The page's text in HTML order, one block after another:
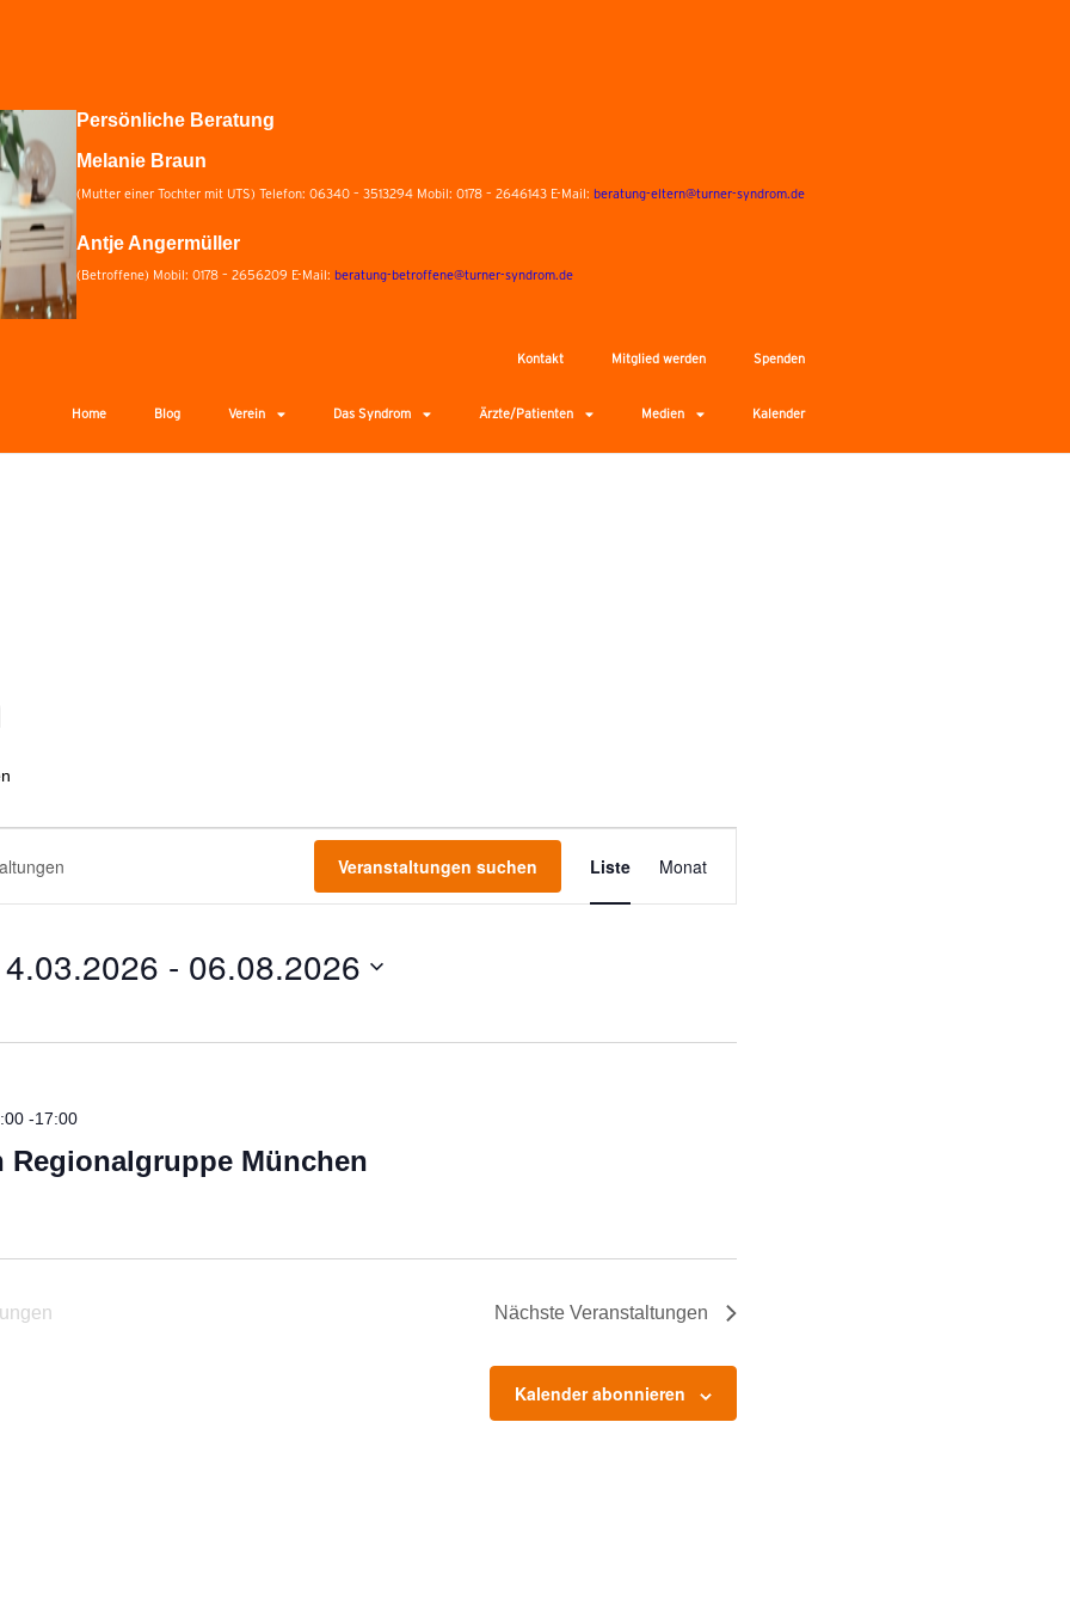
Persönliche Beratung
Melanie Braun
(Mutter einer Tochter mit UTS) Telefon: 06340 – 3513294 Mobil: 0178 – 2646143 E-Mail: beratung-eltern@turner-syndrom.de
Antje Angermüller
(Betroffene) Mobil: 0178 – 2656209 E-Mail: beratung-betroffene@turner-syndrom.de
Kontakt Mitglied werden Spenden
Home Blog Verein Das Syndrom Ärzte/Patienten Medien Kalender
Veranstaltungen suchen
Ansichten-
Liste Monat
- 06.08.2026
Regionalgruppe München
-17:00
Nächste Veranstaltungen
Kalender abonnieren